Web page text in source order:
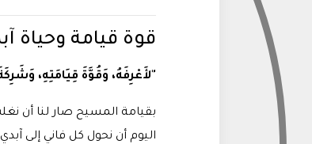
قوة قيامة وحياة
"لأَعْرِفَهُ، وَقُوَّةَ قِيَامَتِهِ،
بقيامة المسيح صار لنا أن
اليوم أن نحول كل فاني إلى